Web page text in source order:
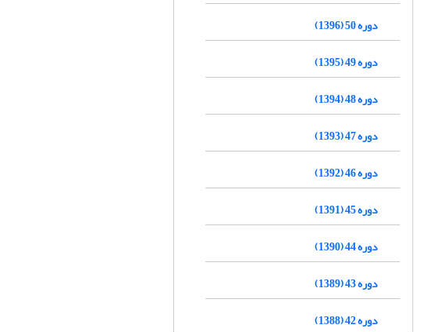
دوره 50 (1396)
دوره 49 (1395)
دوره 48 (1394)
دوره 47 (1393)
دوره 46 (1392)
دوره 45 (1391)
دوره 44 (1390)
دوره 43 (1389)
دوره 42 (1388)